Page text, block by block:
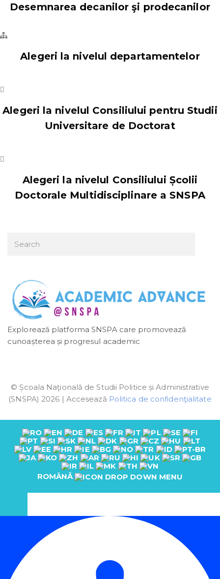
Desemnarea decanilor şi prodecanilor
Alegeri la nivelul departamentelor
Alegeri la nivelul Consiliului pentru Studii
Universitare de Doctorat
Alegeri la nivelul Consiliului Școlii
Doctorale Multidisciplinare a SNSPA
Explorează platforma SNSPA care promovează
cunoașterea și progresul academic
© Școala Naţională de Studii Politice și Administrative
(SNSPA) 2026 | Accesează Politica de confidenţialitate
ROMÂNĂ